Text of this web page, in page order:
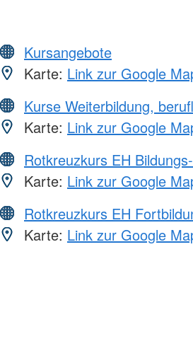
Kursangebote
Karte: Link zur Google
Kurse Weiterbildung,
Karte: Link zur Google
Rotkreuzkurs EH
Karte: Link zur Google
Rotkreuzkurs EH
Karte: Link zur Google